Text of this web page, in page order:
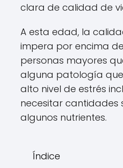
clara de calidad de
A esta edad, la
impera por encima
personas mayores
alguna patología
alto nivel de estrés
necesitar cantidades
algunos nutrientes.
Índice